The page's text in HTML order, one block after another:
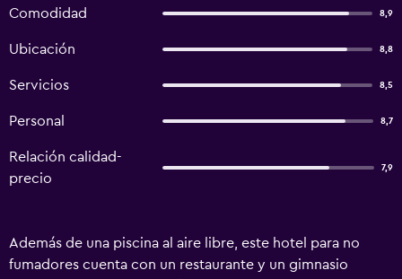
Comodidad 8,9
Ubicación 8,8
Servicios 8,5
Personal 8,7
Relación calidad-
precio
7,9
Además de una piscina al aire libre, este hotel para no
fumadores cuenta con un restaurante y un gimnasio